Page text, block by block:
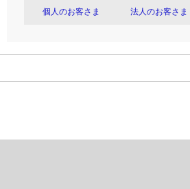
個人のお客さま 法人のお客さま